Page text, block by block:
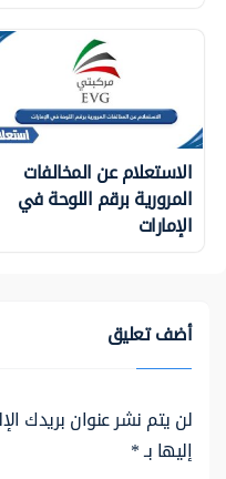
الاستعلام عن المخالفات
المرورية برقم اللوحة في
الإمارات
أضف تعليق
لن يتم نشر عنوان بريدك
إليها بـ*